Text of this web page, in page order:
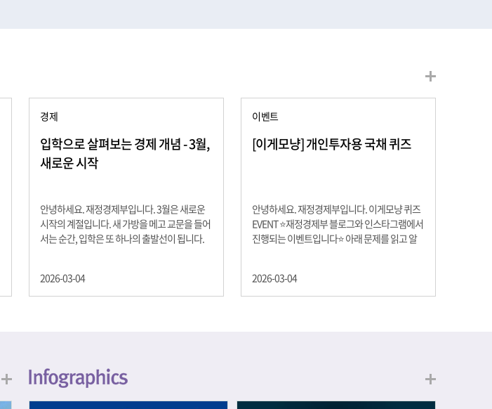
경제
입학으로 살펴보는 경제 개념 - 3월,
새로운 시작
안녕하세요. 재정경제부입니다. 3월은 새로운
시작의 계절입니다. 새 가방을 메고 교문을 들어
서는 순간, 입학은 또 하나의 출발선이 됩니다.
음이기도 합니다. 입학이라는 순간을 경제의 시
각으로 바라보면, 우리는 한 가지 중요한 개념을
식, 친구들과의 협업, 다양한 활동 속에서 얻는
문제 해결 경험은 모두 개인의 역량으로 축적됩
니다. 경제학에서는 이.......
2026-03-04
이벤트
[이게모냥] 개인투자용 국채 퀴즈
안녕하세요. 재정경제부입니다. 이게모냥 퀴즈
EVENT ⭐재정경제부 블로그와 인스타그램에서
진행되는 이벤트입니다⭐ 아래 문제를 읽고 알
자용 국채를 3월에는 전월보다 발행규모를 100
억원 확대합니다. 2026년 3월에 발행 예정인 ⎾
폰 (60명) 참여.......
2026-03-04